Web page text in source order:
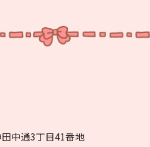
中通3丁目41番地